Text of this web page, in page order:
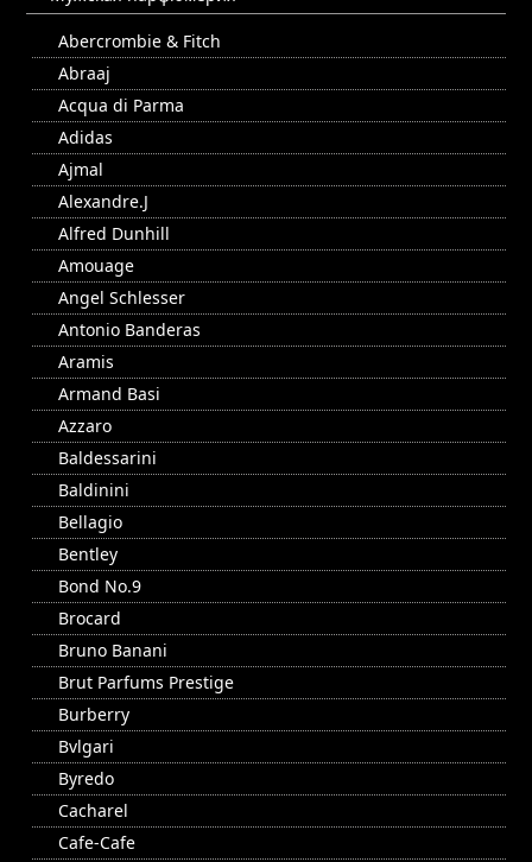
Abercrombie & Fitch
Abraaj
Acqua di Parma
Adidas
Ajmal
Alexandre.J
Alfred Dunhill
Amouage
Angel Schlesser
Antonio Banderas
Aramis
Armand Basi
Azzaro
Baldessarini
Baldinini
Bellagio
Bentley
Bond No.9
Brocard
Bruno Banani
Brut Parfums Prestige
Burberry
Bvlgari
Byredo
Cacharel
Cafe-Cafe